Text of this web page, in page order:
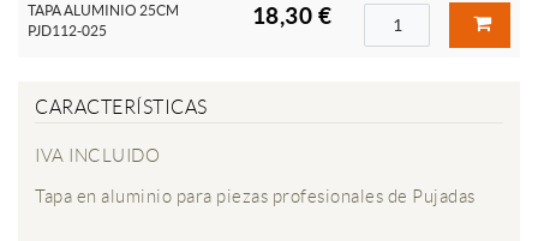
TAPA ALUMINIO 25CM
PJD112-025
18,30 €
CARACTERÍSTICAS
IVA INCLUIDO
Tapa en aluminio para piezas profesionales de Pujadas